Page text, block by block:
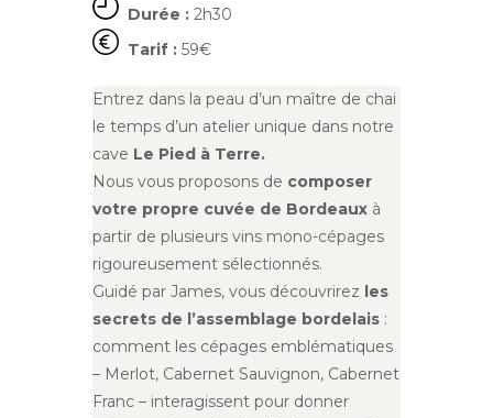
Durée : 2h30
Tarif : 59€
Entrez dans la peau d’un maître de chai
le temps d’un atelier unique dans notre
cave Le Pied à Terre.
Nous vous proposons de composer
votre propre cuvée de Bordeaux à
partir de plusieurs vins mono-cépages
rigoureusement sélectionnés.
Guidé par James, vous découvrirez les
secrets de l’assemblage bordelais :
comment les cépages emblématiques
– Merlot, Cabernet Sauvignon, Cabernet
Franc – interagissent pour donner